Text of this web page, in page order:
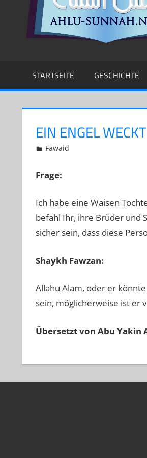
STARTSEITE GESCHICHTE
EIN ENGEL
5. Juni 2015
Abu Yakin Al-Athari
Fawaid
Frage:
Ich habe eine Waisen
befahl Ihr, ihre Brüder und
sicher sein, dass diese
Shaykh Fawzan:
Allahu Alam, oder er
sein, möglicherweise ist er
Übersetzt von Abu Yakin